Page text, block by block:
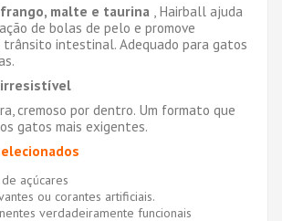
frango, malte e taurina , Hairball ajuda
de bolas de pelo e promove
intestinal. Adequado para gatos
cremoso por dentro. Um formato que
gatos mais exigentes.
açúcares
ou corantes artificiais.
verdadeiramente funcionais